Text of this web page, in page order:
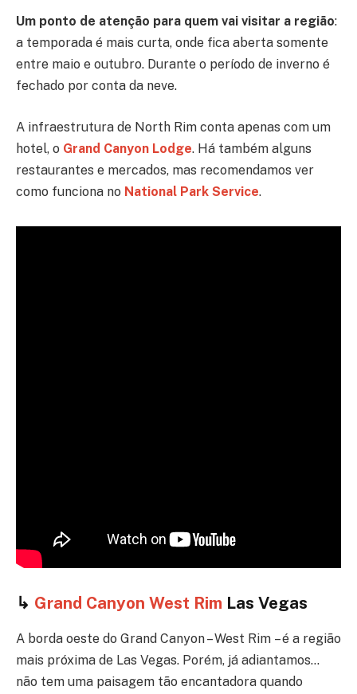
Um ponto de atenção para quem vai visitar a região:
a temporada é mais curta, onde fica aberta somente
entre maio e outubro. Durante o período de inverno é
fechado por conta da neve.
A infraestrutura de North Rim conta apenas com um
hotel, o Grand Canyon Lodge. Há também alguns
restaurantes e mercados, mas recomendamos ver
como funciona no National Park Service.
↳ Grand Canyon West Rim Las Vegas
A borda oeste do Grand Canyon – West Rim – é a região
mais próxima de Las Vegas. Porém, já adiantamos…
não tem uma paisagem tão encantadora quando